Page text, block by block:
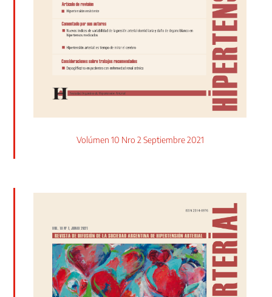
Volúmen 10 Nro 2 Septiembre 2021